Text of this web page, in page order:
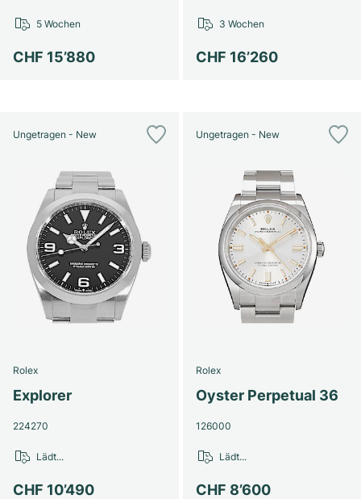
CHF 15’880
5 Wochen
CHF 16’260
3 Wochen
Ungetragen - New
Rolex
Explorer
224270
CHF 10’490
Lädt...
Ungetragen - New
Rolex
Oyster Perpetual 36
126000
CHF 8’600
Lädt...